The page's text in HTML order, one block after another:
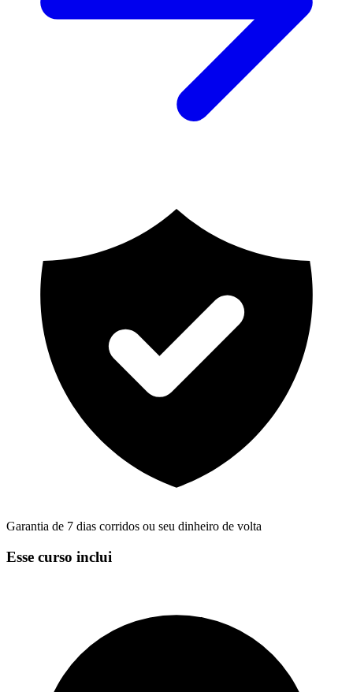
Garantia de 7 dias corridos ou seu dinheiro de volta
Esse curso inclui